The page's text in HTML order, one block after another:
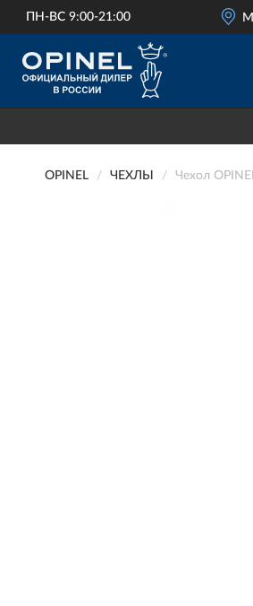
ПН-ВС 9:00-21:00
OPINEL ЧЕХЛЫ Чехол